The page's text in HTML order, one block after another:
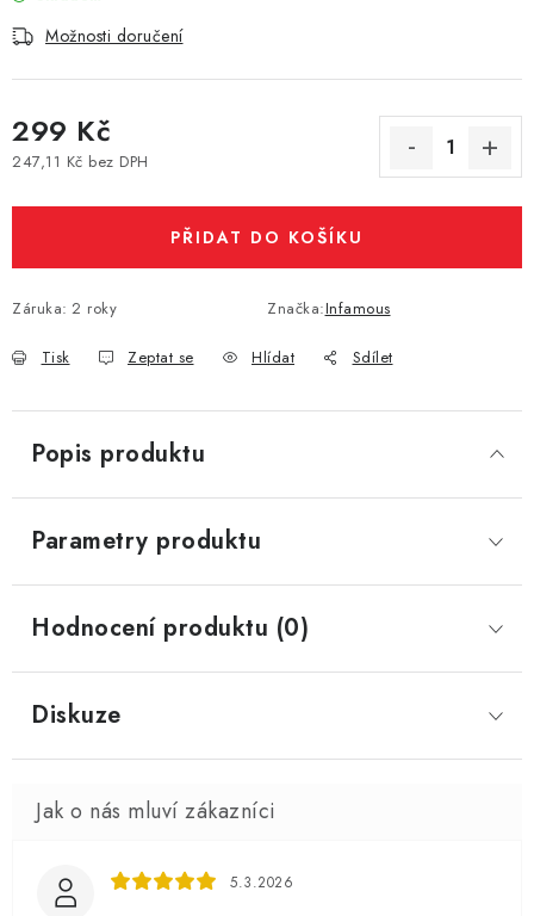
Vše o nákupu Jak reklamovat či vrátit zboží
Kontakty
Prodejny Volná místa
Možnosti doručení
299 Kč
247,11 Kč bez DPH
PŘIDAT DO KOŠÍKU
Záruka: 2 roky Značka:Infamous
Tisk Zeptat se Hlídat Sdílet
Popis produktu
Parametry produktu
Hodnocení produktu (0)
Diskuze
5.3.2026